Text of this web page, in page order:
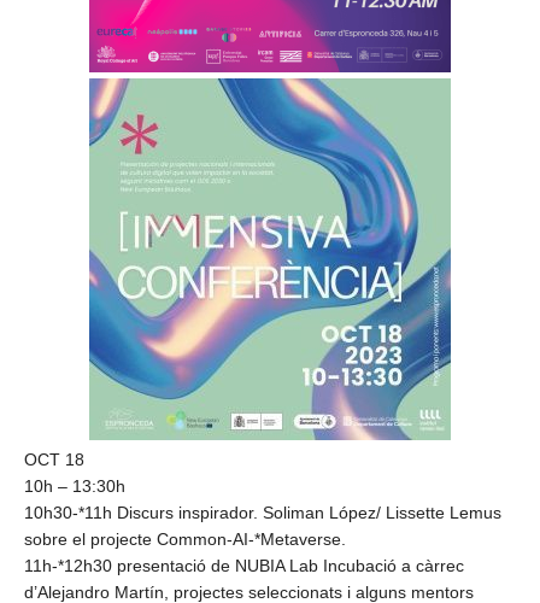
OCT 18
10h – 13:30h
10h30-*11h Discurs inspirador. Soliman López/ Lissette Lemus
sobre el projecte Common-AI-*Metaverse.
11h-*12h30 presentació de NUBIA Lab Incubació a càrrec
d’Alejandro Martín, projectes seleccionats i alguns mentors